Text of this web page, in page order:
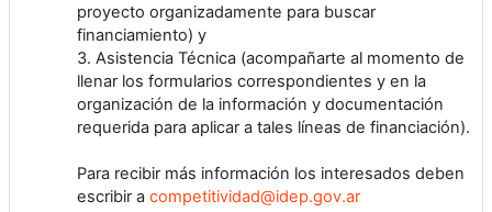
proyecto organizadamente para buscar
financiamiento) y
3. Asistencia Técnica (acompañarte al momento de
llenar los formularios correspondientes y en la
organización de la información y documentación
requerida para aplicar a tales líneas de financiación).
Para recibir más información los interesados deben
escribir a competitividad@idep.gov.ar